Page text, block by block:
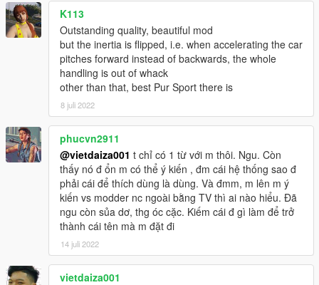
K113
Outstanding quality, beautiful mod
but the inertia is flipped, i.e. when accelerating the car
pitches forward instead of backwards, the whole
handling is out of whack
other than that, best Pur Sport there is
8 juli 2022
phucvn2911
@vietdaiza001 t chỉ có 1 từ với m thôi. Ngu. Còn
thấy nó đ ổn m có thể ý kiến , đm cái hệ thống sao đ
phải cái để thích dùng là dùng. Và đmm, m lên m ý
kiến vs modder nc ngoài bằng TV thì ai nào hiểu. Đã
ngu còn sủa dơ, thg óc cặc. Kiếm cái đ gì làm để trở
thành cái tên mà m đặt đi
14 juli 2022
vietdaiza001